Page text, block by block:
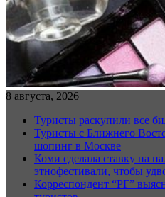
8 августа, 2026
Туристы раскупили все
Туристы с Ближнего
шопинг в Москве
Коми сделала ставку на
этнофестивали, чтобы
Корреспондент “РГ”